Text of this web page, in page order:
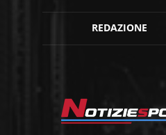
REDAZIONE